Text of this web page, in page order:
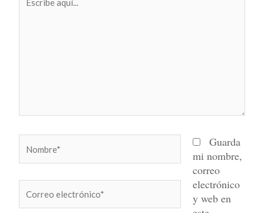
aquí...
electrónico*
Guarda
mi nombre,
correo
electrónico
y web en